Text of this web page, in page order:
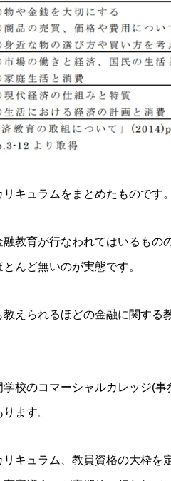
キュラムをまとめたものです。
教育が行なわれてはいるもの
んど無いのが実態です。
えられるほどの金融に関する
校のコマーシャルカレッジ(事
ます。
キュラム、教員資格の大枠を